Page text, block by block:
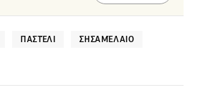
ΠΑΣΤΈΛΙ ΣΗΣΑΜΈΛΑΙΟ